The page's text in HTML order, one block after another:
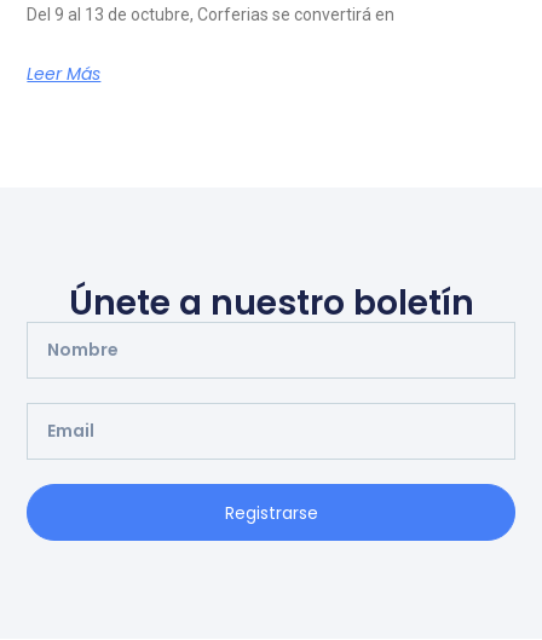
Del 9 al 13 de octubre, Corferias se convertirá en
Leer Más
Únete a nuestro boletín
Registrarse